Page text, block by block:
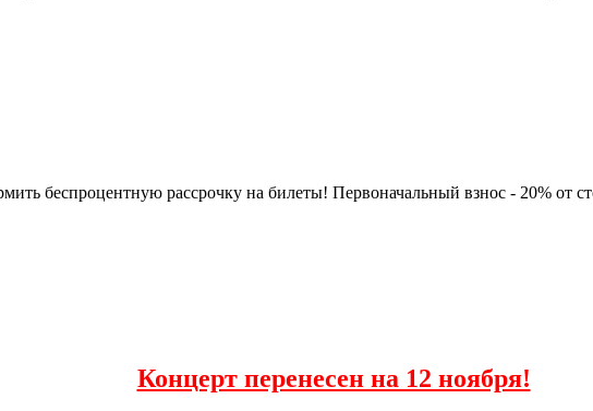
беспроцентную рассрочку на билеты! Первоначальный взнос - 20% от
Концерт перенесен на 12 ноября!